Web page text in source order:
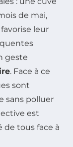
de mai,
leur
geste
. Face à ce
sont
sans polluer
est
de tous face à